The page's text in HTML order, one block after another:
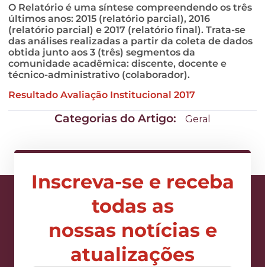
O Relatório é uma síntese compreendendo os três
últimos anos: 2015 (relatório parcial), 2016
(relatório parcial) e 2017 (relatório final). Trata-se
das análises realizadas a partir da coleta de dados
obtida junto aos 3 (três) segmentos da
comunidade acadêmica: discente, docente e
técnico-administrativo (colaborador).
Resultado Avaliação Institucional 2017
Categorias do Artigo: Geral
Inscreva-se e receba
todas as
nossas notícias e
atualizações